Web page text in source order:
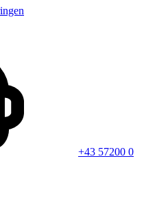
+43 57200 0